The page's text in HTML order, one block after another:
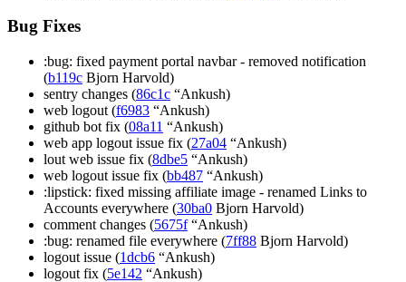
Bug Fixes
:bug: fixed payment portal navbar - removed notification
(b119c Bjorn Harvold)
sentry changes (86c1c “Ankush)
web logout (f6983 “Ankush)
github bot fix (08a11 “Ankush)
web app logout issue fix (27a04 “Ankush)
lout web issue fix (8dbe5 “Ankush)
web logout issue fix (bb487 “Ankush)
:lipstick: fixed missing affiliate image - renamed Links to
Accounts everywhere (30ba0 Bjorn Harvold)
comment changes (5675f“Ankush)
:bug: renamed file everywhere (7ff88 Bjorn Harvold)
logout issue (1dcb6 “Ankush)
logout fix (5e142 “Ankush)